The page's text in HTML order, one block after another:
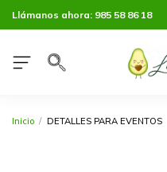
Llámanos ahora: 985 58 86 18
Inicio DETALLES PARA EVENTOS